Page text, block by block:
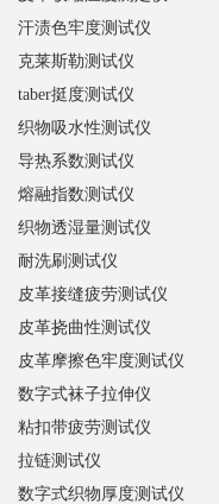
汗渍色牢度测试仪
克莱斯勒测试仪
taber挺度测试仪
织物吸水性测试仪
导热系数测试仪
熔融指数测试仪
织物透湿量测试仪
耐洗刷测试仪
皮革接缝疲劳测试仪
皮革挠曲性测试仪
皮革摩擦色牢度测试仪
数字式袜子拉伸仪
粘扣带疲劳测试仪
拉链测试仪
数字式织物厚度测试仪